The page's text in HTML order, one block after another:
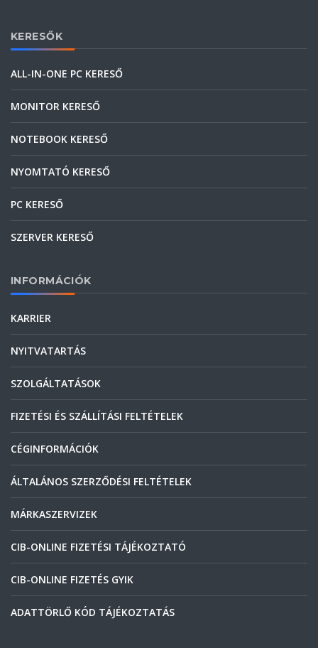
KERESŐK
ALL-IN-ONE PC KERESŐ
MONITOR KERESŐ
NOTEBOOK KERESŐ
NYOMTATÓ KERESŐ
PC KERESŐ
SZERVER KERESŐ
INFORMÁCIÓK
KARRIER
NYITVATARTÁS
SZOLGÁLTATÁSOK
FIZETÉSI ÉS SZÁLLÍTÁSI FELTÉTELEK
CÉGINFORMÁCIÓK
ÁLTALÁNOS SZERZŐDÉSI FELTÉTELEK
MÁRKASZERVIZEK
CIB-ONLINE FIZETÉSI TÁJÉKOZTATÓ
CIB-ONLINE FIZETÉS GYIK
ADATTÖRLŐ KÓD TÁJÉKOZTATÁS